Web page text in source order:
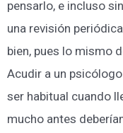
pensarlo, e incluso
una revisión
bien, pues lo mismo
Acudir a un
ser habitual cuando
mucho antes